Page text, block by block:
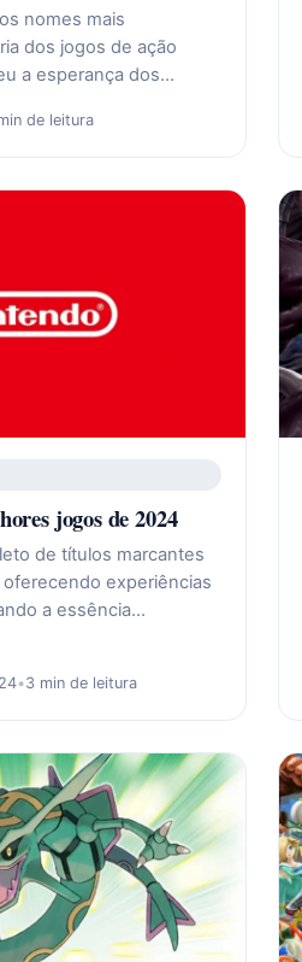
nomes mais
dos jogos de ação
a esperança dos…
de leitura
jogos de 2024
de títulos marcantes
experiências
a essência…
•3 min de leitura